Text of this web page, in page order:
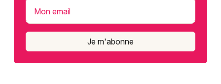
Mon email
Je m'abonne